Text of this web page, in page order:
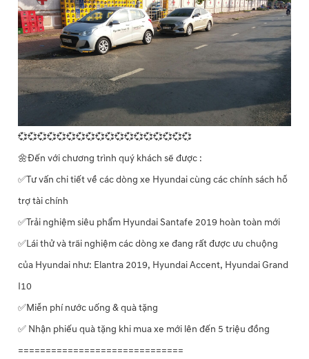
💞💞💞💞💞💞💞💞💞💞💞💞💞💞💞💞💞💞
🌼Đến với chương trình quý khách sẽ được :
✅Tư vấn chi tiết về các dòng xe Hyundai cùng các chính sách hỗ
trợ tài chính
✅Trải nghiệm siêu phẩm Hyundai Santafe 2019 hoàn toàn mới
✅Lái thử và trãi nghiệm các dòng xe đang rất được ưu chuộng
của Hyundai như: Elantra 2019, Hyundai Accent, Hyundai Grand
I10
✅Miễn phí nước uống & quà tặng
✅ Nhận phiếu quà tặng khi mua xe mới lên đến 5 triệu đồng
==============================